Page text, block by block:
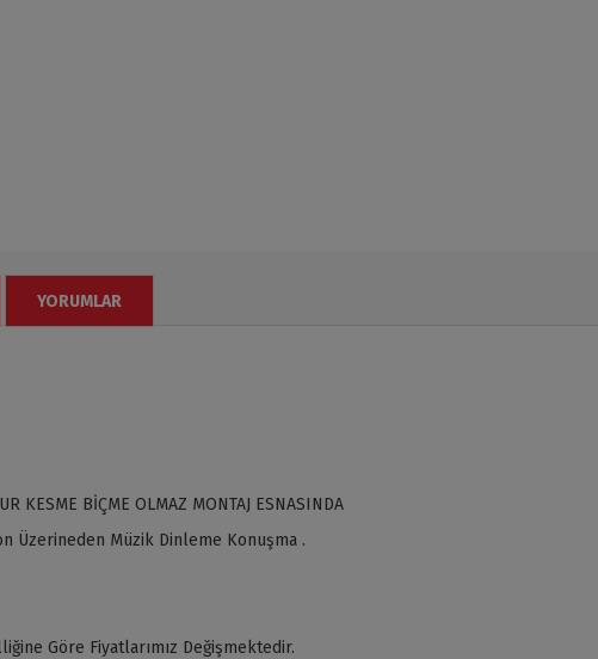
YORUMLAR
KESME BİÇME OLMAZ MONTAJ ESNASINDA
Üzerineden Müzik Dinleme Konuşma .
Göre Fiyatlarımız Değişmektedir.